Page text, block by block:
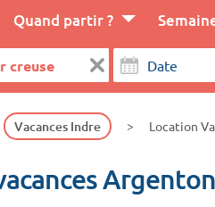
Quand partir ?
Vacances Indre Location